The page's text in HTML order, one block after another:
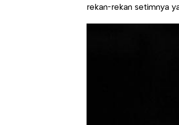
rekan-rekan setimnya